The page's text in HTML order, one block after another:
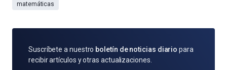
matemáticas
SUSCRÍBETE
POR
Suscríbete a nuestro boletín de noticias diario para
recibir artículos y otras actualizaciones.